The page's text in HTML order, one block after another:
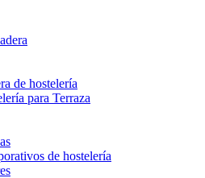
de hostelería
para Terraza
de hostelería